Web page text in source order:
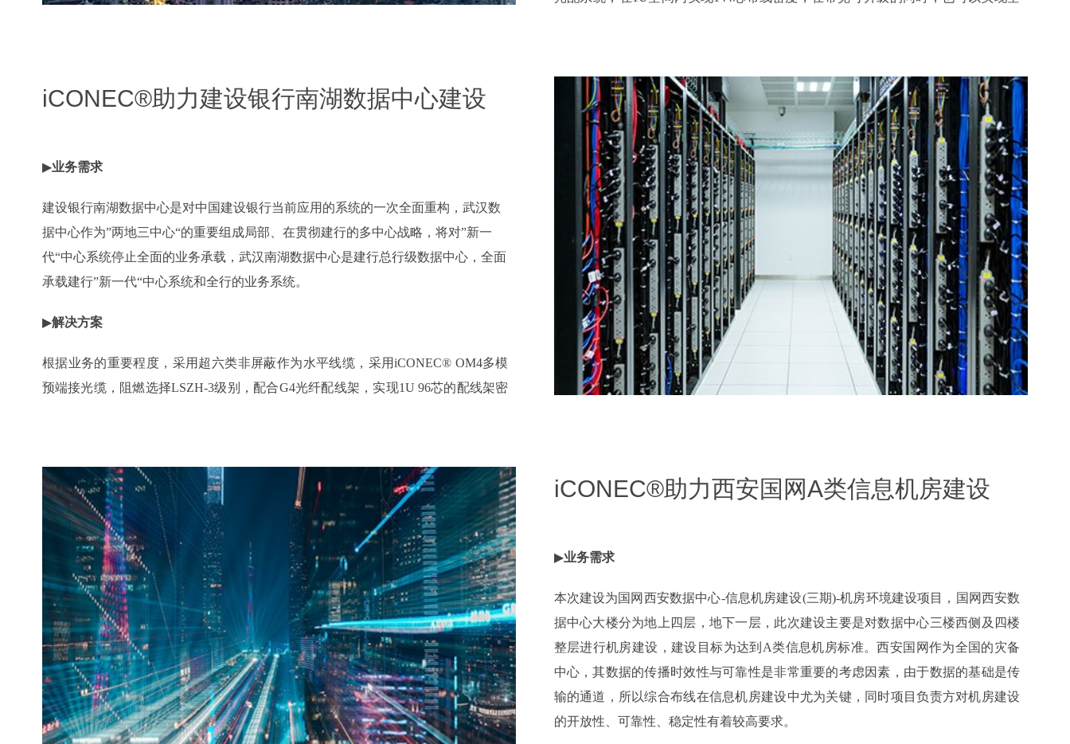
采用iCONEC® UDF光配系列，在带宽可以升级的同时，也可以实现空间密度的在
线升级，让整个数据中心的使用寿命大幅度延长，进一步提升了投资收益比。
iCONEC®助力建设银行南湖数据中心建设
▶业务需求
建设银行南湖数据中心是对中国建设银行当前应用的系统的一次全面重构，武汉数
据中心作为”两地三中心“的重要组成局部、在贯彻建行的多中心战略，将对”新一
代“中心系统停止全面的业务承载，武汉南湖数据中心是建行总行级数据中心，全面
承载建行”新一代“中心系统和全行的业务系统。
▶解决方案
根据业务的重要程度，采用超六类非屏蔽作为水平线缆，采用iCONEC® OM4多模
预端接光缆，阻燃选择LSZH-3级别，配合G4光纤配线架，实现1U 96芯的配线架密
▶客户收益
高可靠性的数据机房，提高银行业务效率，充分兼顾网络未来发展趋势及平滑升级
的可能性。
iCONEC®助力西安国网A类信息机房建设
▶业务需求
本次建设为国网西安数据中心-信息机房建设(三期)-机房环境建设项目，国网西安数
据中心大楼分为地上四层，地下一层，此次建设主要是对数据中心三楼西侧及四楼
整层进行机房建设，建设目标为达到A类信息机房标准。西安国网作为全国的灾备
中心，其数据的传播时效性与可靠性是非常重要的考虑因素，由于数据的基础是传
输的通道，所以综合布线在信息机房建设中尤为关键，同时项目负责方对机房建设
的开放性、可靠性、稳定性有着较高要求。